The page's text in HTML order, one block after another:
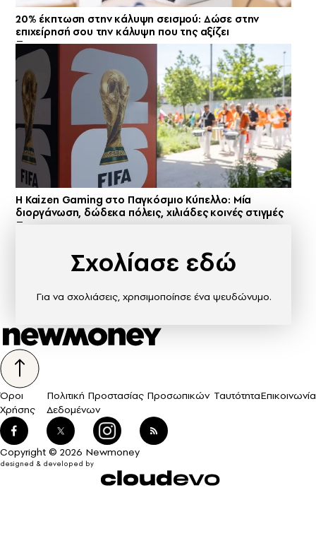
20% έκπτωση στην κάλυψη σεισμού: Δώσε στην
επιχείρησή σου την κάλυψη που της αξίζει
H Kaizen Gaming στο Παγκόσμιο Kύπελλο: Μία
διοργάνωση, δώδεκα πόλεις, χιλιάδες κοινές στιγμές
Σχολίασε εδώ
Για να σχολιάσεις, χρησιμοποίησε ένα ψευδώνυμο.
Όροι
Χρήσης
Πολιτική Προστασίας Προσωπικών
Δεδομένων
ΤαυτότηταΕπικοινωνία
Copyright © 2026 Newmoney
designed & developed by